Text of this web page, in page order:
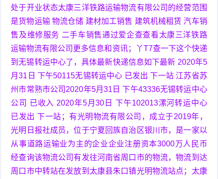
处于开业状态太康三洋铁路运输物流有限公司的经营范围
是货物运输 物流仓储 建材加工销售 建筑机械租赁 汽车销
售及维修服务 二手车销售通过爱企查查看太康三洋铁路
运输物流有限公司更多信息和资讯；丫T7查一下这个快递
到无锡转运中心了，具体最新快递信息如下最新 2020年5
月31日 下午50115无锡转运中心 已发出 下一站 江苏省苏
州市常熟市公司2020年5月31日 下午43336无锡转运中心
公司 已收入 2020年5月30日 下午102013漯河转运中心
已发出 下一站；有光明物流有限公司，成立于2019年，
光明日报社成员，位于宁夏回族自治区银川市，是一家以
从事道路运输业为主的企业企业注册资本3000万人民币
经查询该物流公司有发往河南省周口市的物流，物流到达
周口市中转站在发放到太康县朱口镇光明物流站点；太康